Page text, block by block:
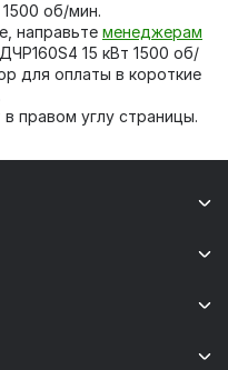
об/мин.
направьте менеджерам
15 кВт 1500 об/
для оплаты в короткие
правом углу страницы.